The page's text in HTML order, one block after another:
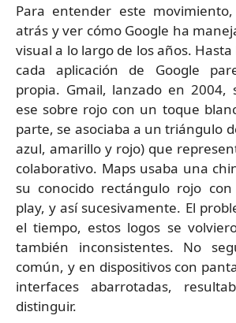
Para entender este
atrás y ver cómo Google ha
visual a lo largo de los años.
cada aplicación de Google
propia. Gmail, lanzado en 2004,
ese sobre rojo con un toque
parte, se asociaba a un triángulo
azul, amarillo y rojo) que
colaborativo. Maps usaba una
su conocido rectángulo rojo
play, y así sucesivamente. El
el tiempo, estos logos se
también inconsistentes. No
común, y en dispositivos con
interfaces abarrotadas,
distinguir.